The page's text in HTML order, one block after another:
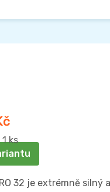
ks
32 je extrémně